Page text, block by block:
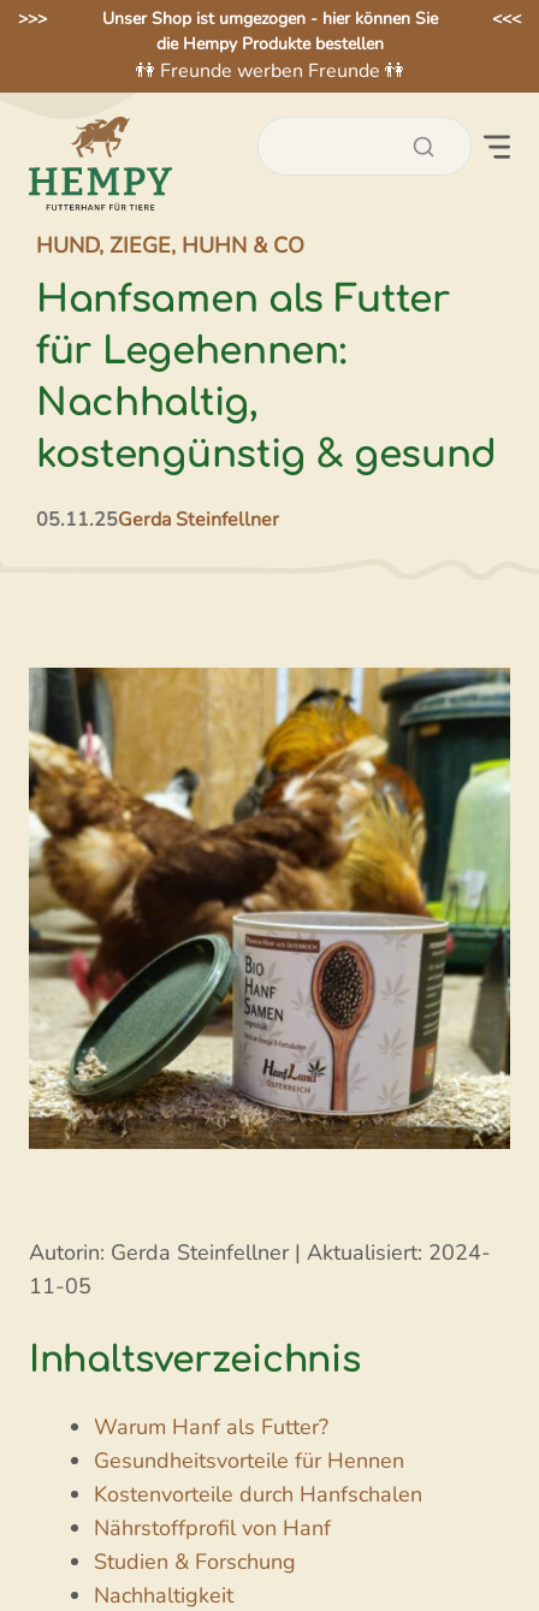
Zum
>>>
Unser Shop ist umgezogen - hier können Sie
die Hempy Produkte bestellen
<<<
👫 Freunde werben Freunde 👫
HUND, ZIEGE, HUHN & CO
Hanfsamen als Futter
für Legehennen:
Nachhaltig,
kostengünstig & gesund
05.11.25Gerda Steinfellner
Autorin: Gerda Steinfellner | Aktualisiert: 2024-
11-05
Inhaltsverzeichnis
Warum Hanf als Futter?
Gesundheitsvorteile für Hennen
Kostenvorteile durch Hanfschalen
Nährstoffprofil von Hanf
Studien & Forschung
Nachhaltigkeit